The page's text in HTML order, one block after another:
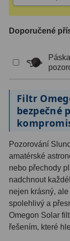
Měřící, s
Ostatní30
Doplňky1
Filtry181
Měsíční a
Sluneční42
CLS a UHC 18
Širokopásmové
OIII9
Doporučené
Filtr
bezpečné
Pozorování
amatérské
nebo přechody
nadchnout
nejen krásný,
spolehlivý a
Omegon Solar
řešením, které